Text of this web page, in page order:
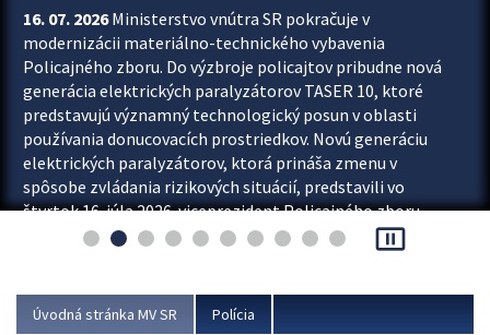
16. 07. 2026Ministerstvo vnútra SR pokračuje v
modernizácii materiálno-technického vybavenia
Policajného zboru. Do výzbroje policajtov pribudne nová
generácia elektrických paralyzátorov TASER 10, ktoré
predstavujú významný technologický posun v oblasti
používania donucovacích prostriedkov. Novú generáciu
elektrických paralyzátorov, ktorá prináša zmenu v
spôsobe zvládania rizikových situácií, predstavili vo
štvrtok 16. júla 2026 viceprezident Policajného zboru
Rastislav Polakovič a riaditeľ odboru výcviku...
pause_presentation
Úvodná stránka MV SR Polícia